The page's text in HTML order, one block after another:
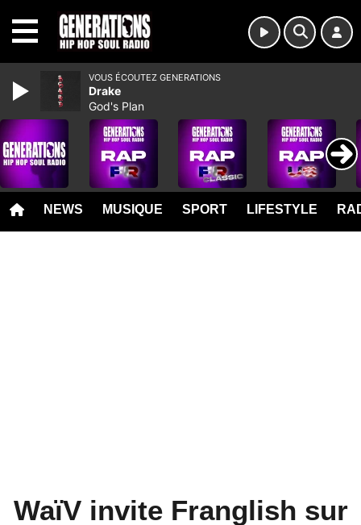
NEWS MUSIQUE SPORT LIFESTYLE
WaïV invite Franglish sur
VOUS ÉCOUTEZ GENERATIONS
Drake
God's Plan